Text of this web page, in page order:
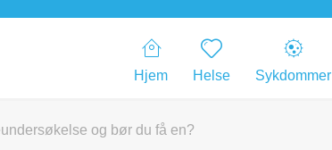
Hjem Helse Sykdommer
og bør du få en?